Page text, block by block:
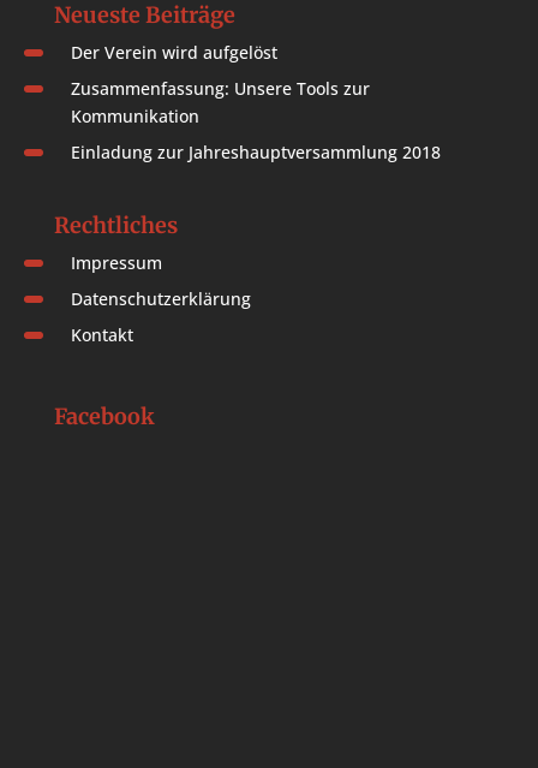
Neueste Beiträge
Der Verein wird aufgelöst
Zusammenfassung: Unsere Tools zur
Kommunikation
Einladung zur Jahreshauptversammlung 2018
Rechtliches
Impressum
Datenschutzerklärung
Kontakt
Facebook